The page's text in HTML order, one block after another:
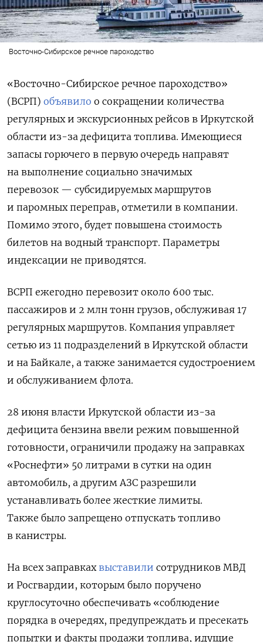
Восточно-Сибирское речное пароходство
«Восточно-Сибирское речное пароходство»
(ВСРП) объявило о сокращении количества
регулярных и экскурсионных рейсов в Иркутской
области из-за дефицита топлива. Имеющиеся
запасы горючего в первую очередь направят
на выполнение социально значимых
перевозок — субсидируемых маршрутов
и паромных переправ, отметили в компании.
Помимо этого, будет повышена стоимость
билетов на водный транспорт. Параметры
индексации не приводятся.
ВСРП ежегодно перевозит около 600 тыс.
пассажиров и 2 млн тонн грузов, обслуживая 17
регулярных маршрутов. Компания управляет
сетью из 11 подразделений в Иркутской области
и на Байкале, а также занимается судостроением
и обслуживанием флота.
28 июня власти Иркутской области из-за
дефицита бензина ввели режим повышенной
готовности, ограничили продажу на заправках
«Роснефти» 50 литрами в сутки на один
автомобиль, а другим АЗС разрешили
устанавливать более жесткие лимиты.
Также было запрещено отпускать топливо
в канистры.
На всех заправках выставили сотрудников МВД
и Росгвардии, которым было поручено
круглосуточно обеспечивать «соблюдение
порядка в очередях, предупреждать и пресекать
попытки и факты продажи топлива, идущие